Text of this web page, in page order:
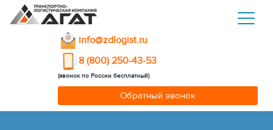
info@zdlogist.ru
8 (800) 250-43-53
(звонок по России бесплатный)
Обратный звонок